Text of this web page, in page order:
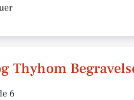
Thyhom
6